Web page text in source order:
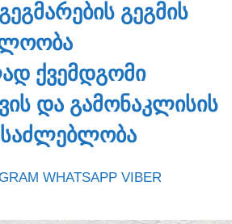
ᲒᲔᲒᲛᲘᲡ
ᲥᲕᲔᲛᲓᲒᲝᲛᲘ
ᲓᲐ ᲒᲐᲛᲝᲜᲐᲙᲚᲘᲡᲘᲡ
WHATSAPP VIBER